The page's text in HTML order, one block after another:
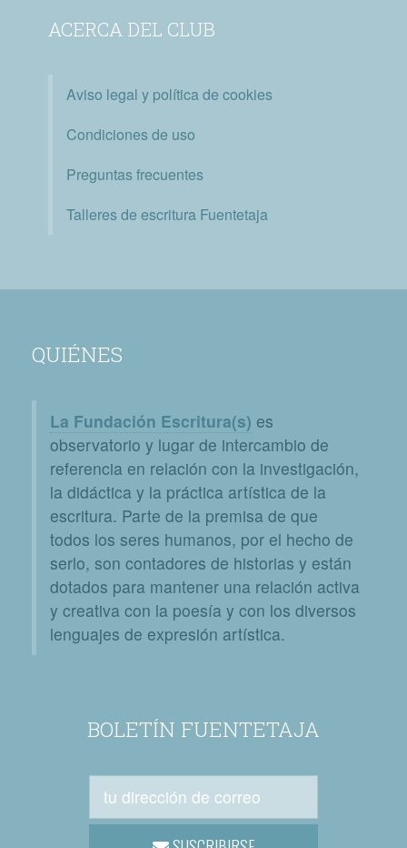
ACERCA DEL CLUB
Aviso legal y política de cookies
Condiciones de uso
Preguntas frecuentes
Talleres de escritura Fuentetaja
QUIÉNES
La Fundación Escritura(s) es
observatorio y lugar de intercambio de
referencia en relación con la investigación,
la didáctica y la práctica artística de la
escritura. Parte de la premisa de que
todos los seres humanos, por el hecho de
serlo, son contadores de historias y están
dotados para mantener una relación activa
y creativa con la poesía y con los diversos
lenguajes de expresión artística.
BOLETÍN FUENTETAJA